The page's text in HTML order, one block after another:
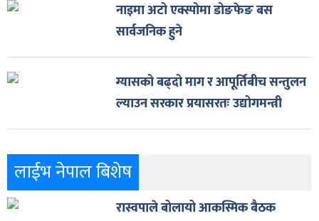
नाइमा अटो एक्स्पोमा डोङफेङ बस
सार्वजनिक हुने
ग्यासको बढ्दो माग र आपूर्तिबीच सन्तुलन
ल्याउन सरकार प्रयासरतः उद्योगमन्त्री
लाईभ नेपाल बिशेष
रास्वपाले बोलायो आकस्मिक बैठक